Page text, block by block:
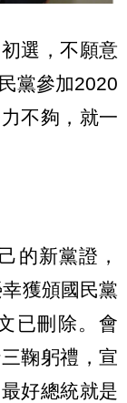
選，不願意
黨參加2020
不夠，就一
的新黨證，
獲頒國民黨
已刪除。會
鞠躬禮，宣
好總統就是